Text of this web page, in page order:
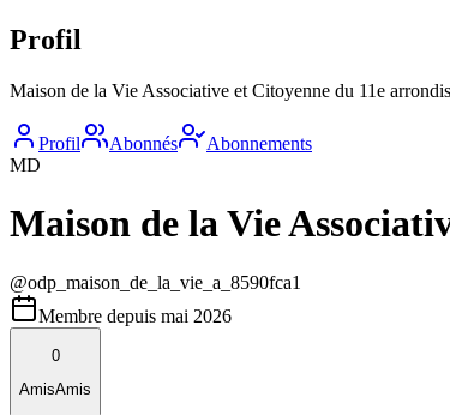
Profil
Maison de la Vie Associative et Citoyenne du 11e
Profil Abonnés
Abonnements
MD
Maison de la Vie
@odp_maison_de_la_vie_a_8590fca1
Membre depuis mai 2026
0
AmisAmis